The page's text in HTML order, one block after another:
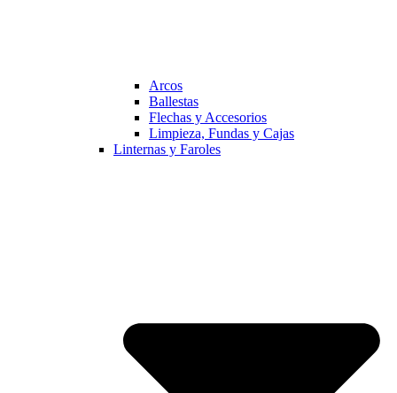
Arcos
Ballestas
Flechas y Accesorios
Limpieza, Fundas y Cajas
Linternas y Faroles